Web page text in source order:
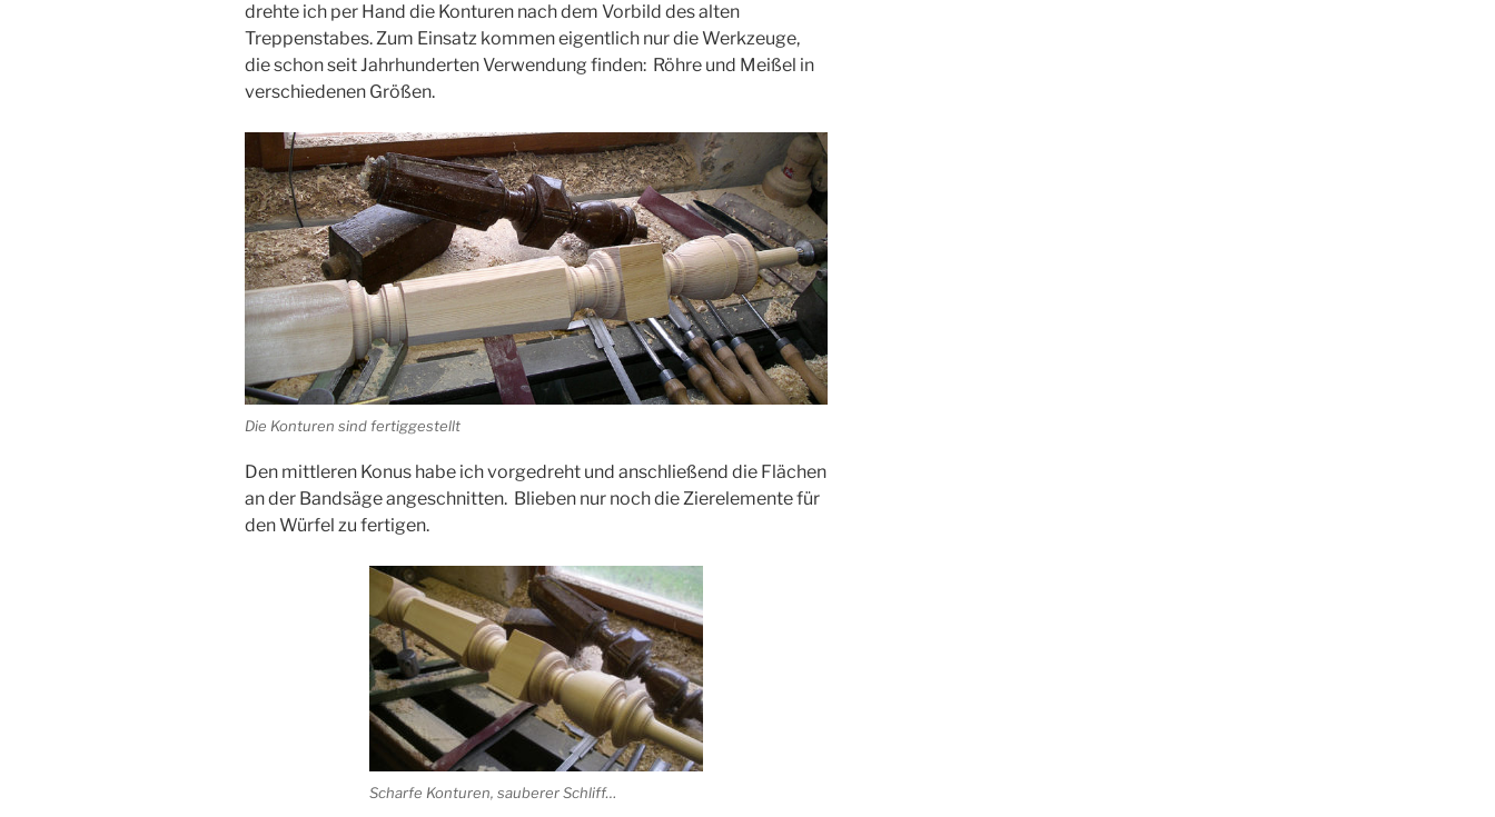
drehte ich per Hand die Konturen nach dem Vorbild des alten
Treppenstabes. Zum Einsatz kommen eigentlich nur die Werkzeuge,
die schon seit Jahrhunderten Verwendung finden: Röhre und Meißel in
verschiedenen Größen.
Die Konturen sind fertiggestellt
Den mittleren Konus habe ich vorgedreht und anschließend die Flächen
an der Bandsäge angeschnitten. Blieben nur noch die Zierelemente für
den Würfel zu fertigen.
Scharfe Konturen, sauberer Schliff…